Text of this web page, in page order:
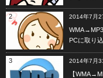
2 2014年7月
PCに取り
3 2014年7月
【